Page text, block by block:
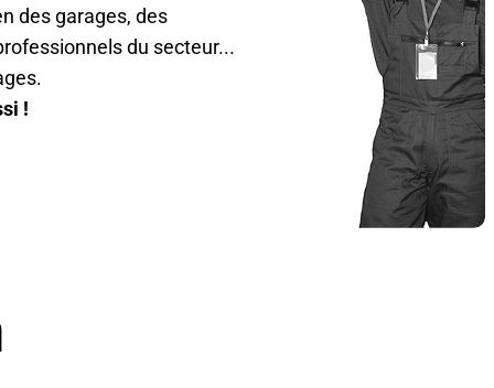
des garages, des
du secteur...
!